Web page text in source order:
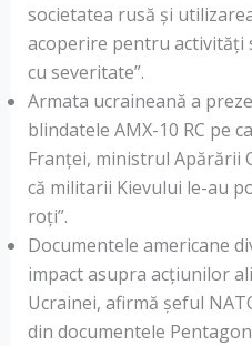
societatea rusă şi
acoperire pentru activităţi
cu severitate”.
Armata ucraineană a
blindatele AMX-10 RC pe
Franței, ministrul Apărării
că militarii Kievului le-au
roți”.
Documentele americane
impact asupra acțiunilor
Ucrainei, afirmă șeful
din documentele